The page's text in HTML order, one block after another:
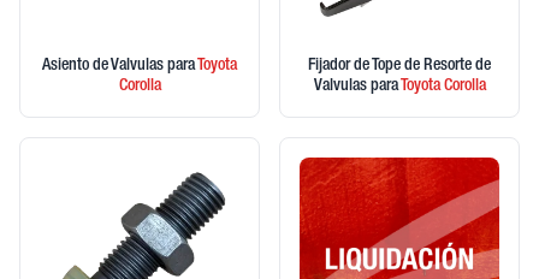
Asiento de Valvulas para Toyota
Corolla
Fijador de Tope de Resorte de
Valvulas para ToyotaCorolla